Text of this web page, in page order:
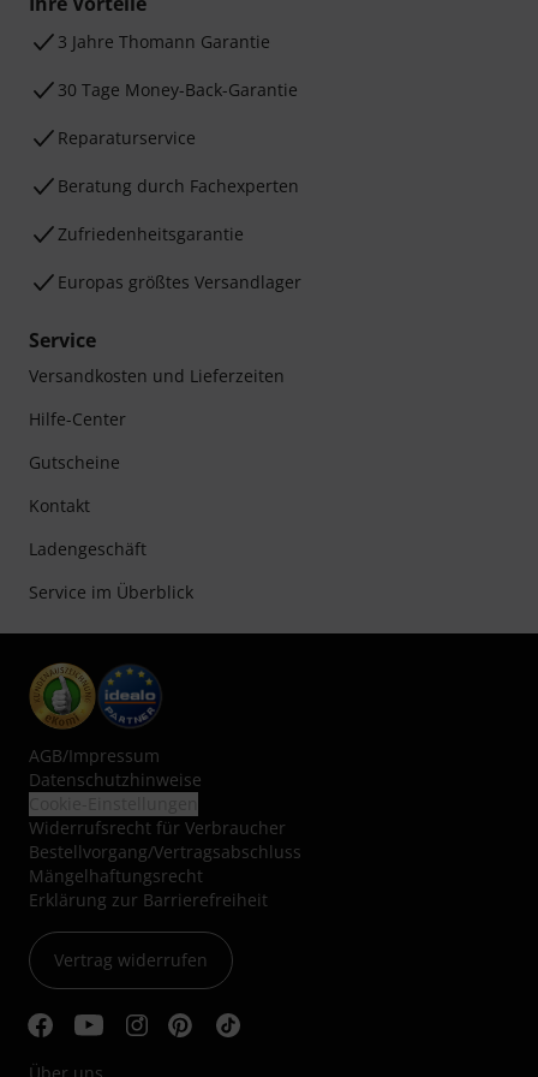
3 Jahre Thomann Garantie
30 Tage Money-Back-Garantie
Reparaturservice
Beratung durch Fachexperten
Zufriedenheitsgarantie
Europas größtes Versandlager
Service
Versandkosten und Lieferzeiten
Hilfe-Center
Gutscheine
Kontakt
Ladengeschäft
Service im Überblick
AGB/Impressum
Datenschutzhinweise
Widerrufsrecht für Verbraucher
Bestellvorgang/Vertragsabschluss
Mängelhaftungsrecht
Erklärung zur Barrierefreiheit
Vertrag widerrufen